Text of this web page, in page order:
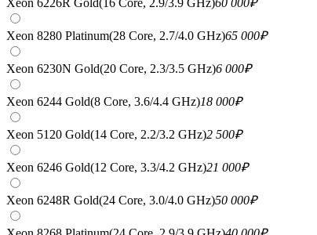
Xeon 6226R Gold(16 Core, 2.9/3.9 GHz)60 000₽
Xeon 8280 Platinum(28 Core, 2.7/4.0 GHz)65 000₽
Xeon 6230N Gold(20 Core, 2.3/3.5 GHz)6 000₽
Xeon 6244 Gold(8 Core, 3.6/4.4 GHz)18 000₽
Xeon 5120 Gold(14 Core, 2.2/3.2 GHz)2 500₽
Xeon 6246 Gold(12 Core, 3.3/4.2 GHz)21 000₽
Xeon 6248R Gold(24 Core, 3.0/4.0 GHz)50 000₽